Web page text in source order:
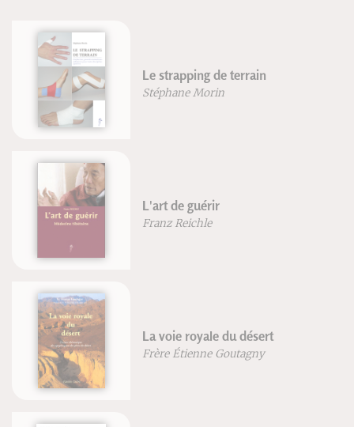
Le strapping de terrain
Stéphane Morin
L'art de guérir
Franz Reichle
La voie royale du désert
Frère Étienne Goutagny